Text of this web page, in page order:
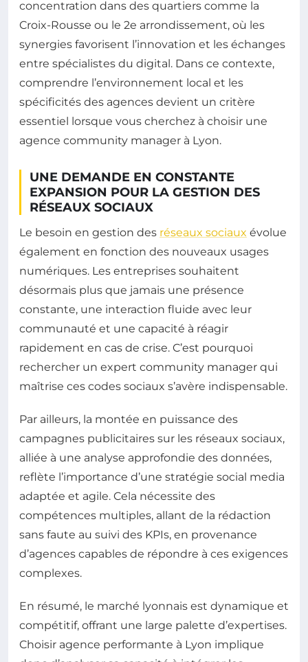
concentration dans des quartiers comme la
Croix-Rousse ou le 2e arrondissement, où les
synergies favorisent l’innovation et les échanges
entre spécialistes du digital. Dans ce contexte,
comprendre l’environnement local et les
spécificités des agences devient un critère
essentiel lorsque vous cherchez à choisir une
agence community manager à Lyon.
UNE DEMANDE EN CONSTANTE
EXPANSION POUR LA GESTION DES
RÉSEAUX SOCIAUX
Le besoin en gestion des réseaux sociaux évolue
également en fonction des nouveaux usages
numériques. Les entreprises souhaitent
désormais plus que jamais une présence
constante, une interaction fluide avec leur
communauté et une capacité à réagir
rapidement en cas de crise. C’est pourquoi
rechercher un expert community manager qui
maîtrise ces codes sociaux s’avère indispensable.
Par ailleurs, la montée en puissance des
campagnes publicitaires sur les réseaux sociaux,
alliée à une analyse approfondie des données,
reflète l’importance d’une stratégie social media
adaptée et agile. Cela nécessite des
compétences multiples, allant de la rédaction
sans faute au suivi des KPIs, en provenance
d’agences capables de répondre à ces exigences
complexes.
En résumé, le marché lyonnais est dynamique et
compétitif, offrant une large palette d’expertises.
Choisir agence performante à Lyon implique